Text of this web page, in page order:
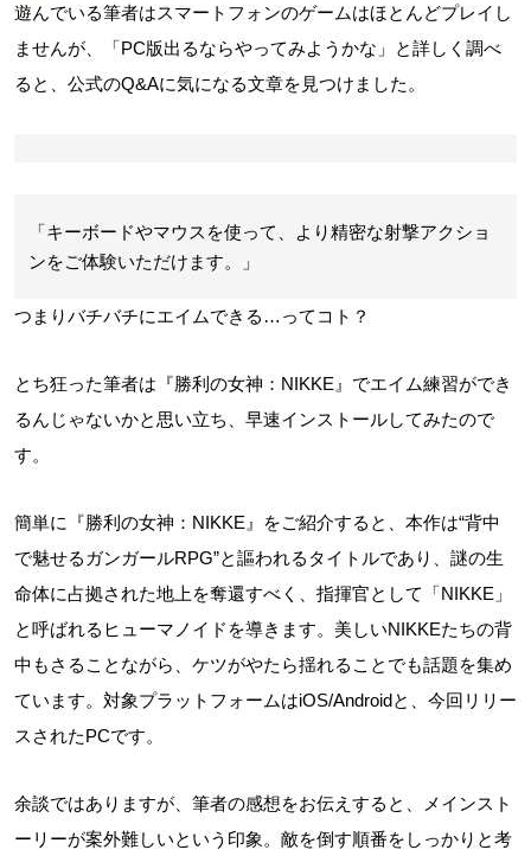
遊んでいる筆者はスマートフォンのゲームはほとんどプレイし
ませんが、「PC版出るならやってみようかな」と詳しく調べ
ると、公式のQ&Aに気になる文章を見つけました。
「キーボードやマウスを使って、より精密な射撃アクショ
ンをご体験いただけます。」
つまりバチバチにエイムできる…ってコト？
とち狂った筆者は『勝利の女神：NIKKE』でエイム練習ができ
るんじゃないかと思い立ち、早速インストールしてみたので
す。
簡単に『勝利の女神：NIKKE』をご紹介すると、本作は“背中
で魅せるガンガールRPG”と謳われるタイトルであり、謎の生
命体に占拠された地上を奪還すべく、指揮官として「NIKKE」
と呼ばれるヒューマノイドを導きます。美しいNIKKEたちの背
中もさることながら、ケツがやたら揺れることでも話題を集め
ています。対象プラットフォームはiOS/Androidと、今回リリー
スされたPCです。
余談ではありますが、筆者の感想をお伝えすると、メインスト
ーリーが案外難しいという印象。敵を倒す順番をしっかりと考